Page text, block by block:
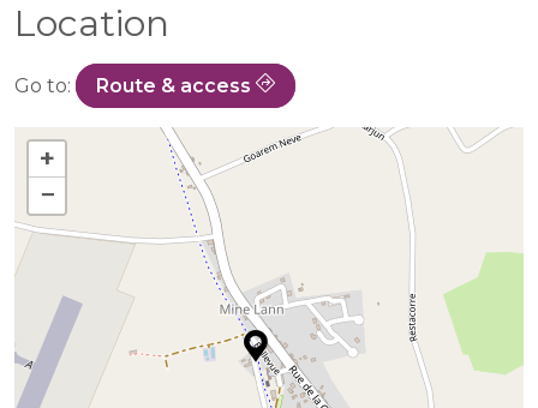
Location
Go to: Route & access
+
−